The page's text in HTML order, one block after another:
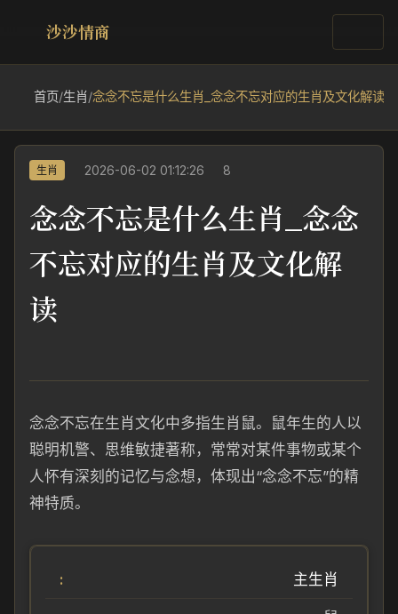
沙沙情商
首页/生肖/念念不忘是什么生肖_念念不忘对应的生肖及文化解读
生肖 2026-06-02 01:12:26 8
念念不忘是什么生肖_念念
不忘对应的生肖及文化解
读
念念不忘在生肖文化中多指生肖鼠。鼠年生的人以
聪明机警、思维敏捷著称，常常对某件事物或某个
人怀有深刻的记忆与念想，体现出“念念不忘”的精
神特质。
主生肖